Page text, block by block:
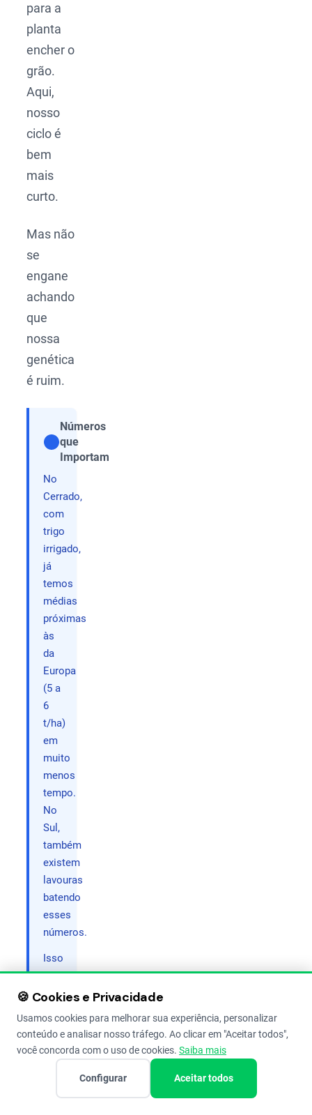
para a
planta
encher o
grão.
Aqui,
nosso
ciclo é
bem
mais
curto.
Mas não
se
engane
achando
que
nossa
genética
é ruim.
Números
que
Importam
No
Cerrado,
com
trigo
irrigado,
já
temos
médias
próximas
às
da
Europa
(5 a
6
t/ha)
em
muito
menos
tempo.
No
Sul,
também
existem
lavouras
batendo
esses
números.
Isso
prova
que
potencial
genético
existe.
que
🍪 Cookies e Privacidade
Usamos cookies para melhorar sua experiência, personalizar
conteúdo e analisar nosso tráfego. Ao clicar em "Aceitar todos",
você concorda com o uso de cookies. Saiba mais
Configurar Aceitar todos